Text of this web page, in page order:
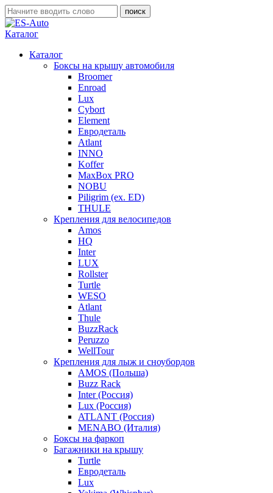
Каталог
Каталог
Боксы на крышу автомобиля
Broomer
Enroad
Lux
Cybort
Element
Евродеталь
Atlant
INNO
Koffer
MaxBox PRO
NOBU
Piligrim (ex. ED)
THULE
Крепления для велосипедов
Amos
HQ
Inter
LUX
Rollster
Turtle
WESO
Atlant
Thule
BuzzRack
Peruzzo
WellTour
Крепления для лыж и сноубордов
AMOS (Польша)
Buzz Rack
Inter (Россия)
Lux (Россия)
ATLANT (Россия)
MENABO (Италия)
Боксы на фаркоп
Багажники на крышу
Turtle
Евродеталь
Lux